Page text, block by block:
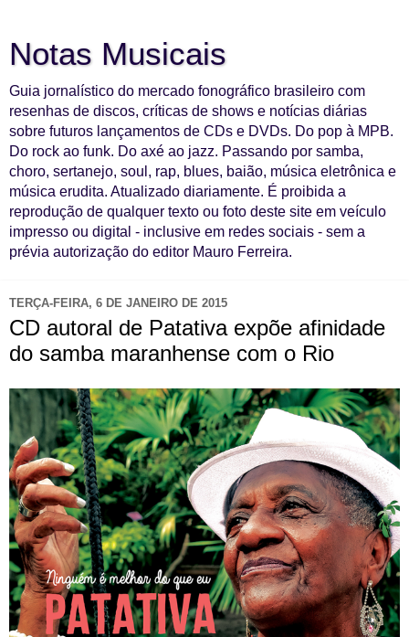
Notas Musicais
Guia jornalístico do mercado fonográfico brasileiro com
resenhas de discos, críticas de shows e notícias diárias
sobre futuros lançamentos de CDs e DVDs. Do pop à MPB.
Do rock ao funk. Do axé ao jazz. Passando por samba,
choro, sertanejo, soul, rap, blues, baião, música eletrônica e
música erudita. Atualizado diariamente. É proibida a
reprodução de qualquer texto ou foto deste site em veículo
impresso ou digital - inclusive em redes sociais - sem a
prévia autorização do editor Mauro Ferreira.
TERÇA-FEIRA, 6 DE JANEIRO DE 2015
CD autoral de Patativa expõe afinidade
do samba maranhense com o Rio